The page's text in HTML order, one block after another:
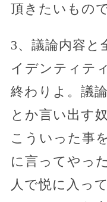
頂きたいもので
3、議論内容と
イデンティテ
終わりよ。議
とか言い出す
こういった事
に言ってやっ
人で悦に入っ